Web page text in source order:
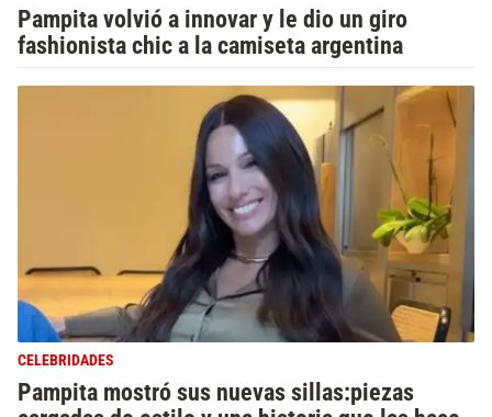
Pampita volvió a innovar y le dio un giro
fashionista chic a la camiseta argentina
CELEBRIDADES
Pampita mostró sus nuevas sillas:piezas